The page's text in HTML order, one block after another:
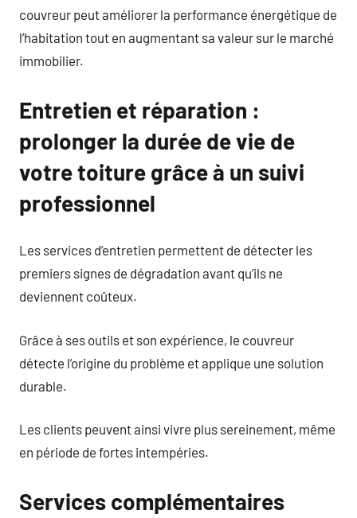
couvreur peut améliorer la performance énergétique de
l’habitation tout en augmentant sa valeur sur le marché
immobilier.
Entretien et réparation :
prolonger la durée de vie de
votre toiture grâce à un suivi
professionnel
Les services d’entretien permettent de détecter les
premiers signes de dégradation avant qu’ils ne
deviennent coûteux.
Grâce à ses outils et son expérience, le couvreur
détecte l’origine du problème et applique une solution
durable.
Les clients peuvent ainsi vivre plus sereinement, même
en période de fortes intempéries.
Services complémentaires